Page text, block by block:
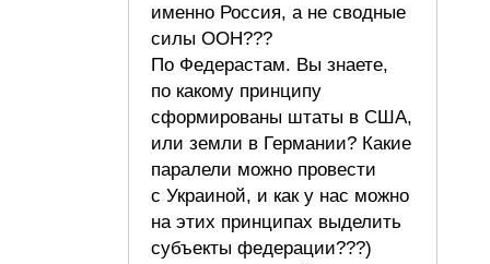
именно Россия, а не сводные
силы ООН???
По Федерастам. Вы знаете,
по какому принципу
сформированы штаты в США,
или земли в Германии? Какие
паралели можно провести
с Украиной, и как у нас можно
на этих принципах выделить
субъекты федерации???)